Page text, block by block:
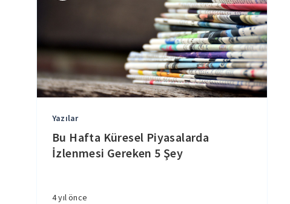
Yazılar
Bu Hafta Küresel Piyasalarda
İzlenmesi Gereken 5 Şey
4 yıl önce